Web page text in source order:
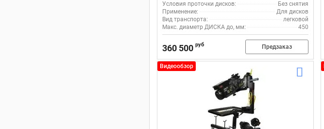
Условия проточки дисков:
Без снятия
Применение:
Для дисков
Вид транспорта:
легковой
Макс. диаметр ДИСКА до, мм:
450
360 500 руб Предзаказ
Видеообзор